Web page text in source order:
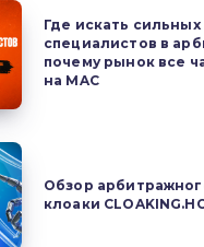
Где искать сильных
специалистов в
почему рынок все
на MAC
Обзор
клоаки